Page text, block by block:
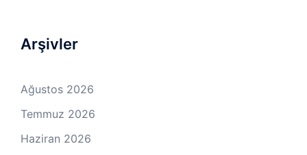
Arşivler
Ağustos 2026
Temmuz 2026
Haziran 2026